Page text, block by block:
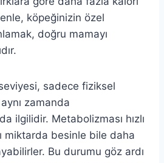
köpeğinizin özel
doğru mamayı
sadece fiziksel
zamanda
ilgilidir. Metabolizması hızlı
miktarda besinle bile daha
Bu durumu göz ardı